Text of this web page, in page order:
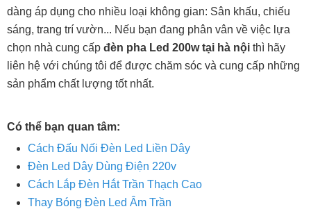
dàng áp dụng cho nhiều loại không gian: Sân khấu, chiếu
sáng, trang trí vườn... Nếu bạn đang phân vân về việc lựa
chọn nhà cung cấp đèn pha Led 200w tại hà nội thì hãy
liên hệ với chúng tôi để được chăm sóc và cung cấp những
sản phẩm chất lượng tốt nhất.
Có thể bạn quan tâm:
Cách Đấu Nối Đèn Led Liền Dây
Đèn Led Dây Dùng Điện 220v
Cách Lắp Đèn Hắt Trần Thạch Cao
Thay Bóng Đèn Led Âm Trần